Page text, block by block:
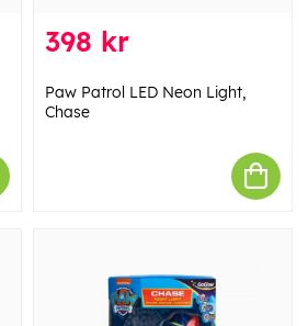
398 kr
Paw Patrol LED Neon Light,
Chase